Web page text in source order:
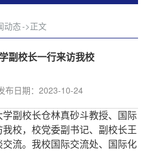
动态->正文
副校长一行来访我校
布日期：2023-10-24
学副校长仓林真砂斗教授、国际
我校，校党委副书记、副校长王
流。我校国际交流处、国际化